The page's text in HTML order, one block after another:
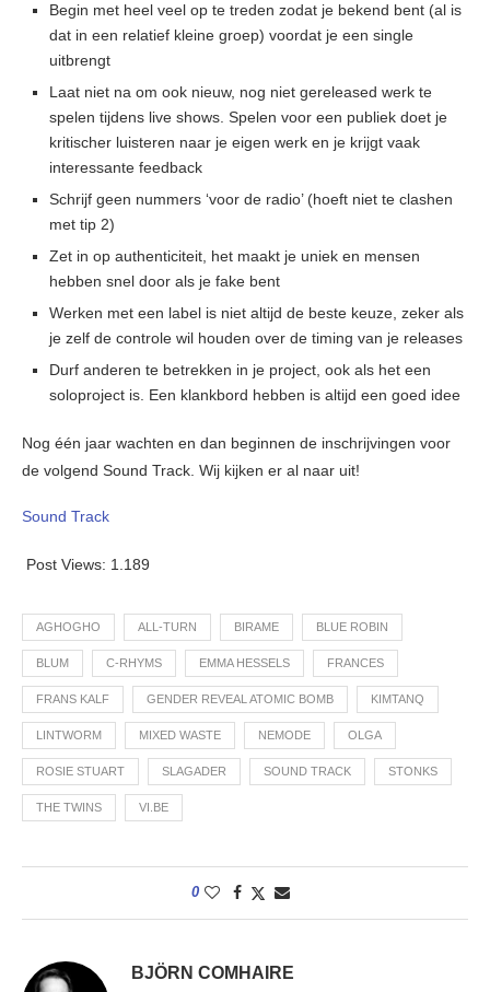
Begin met heel veel op te treden zodat je bekend bent (al is
dat in een relatief kleine groep) voordat je een single
uitbrengt
Laat niet na om ook nieuw, nog niet gereleased werk te
spelen tijdens live shows. Spelen voor een publiek doet je
kritischer luisteren naar je eigen werk en je krijgt vaak
interessante feedback
Schrijf geen nummers ‘voor de radio’ (hoeft niet te clashen
met tip 2)
Zet in op authenticiteit, het maakt je uniek en mensen
hebben snel door als je fake bent
Werken met een label is niet altijd de beste keuze, zeker als
je zelf de controle wil houden over de timing van je releases
Durf anderen te betrekken in je project, ook als het een
soloproject is. Een klankbord hebben is altijd een goed idee
Nog één jaar wachten en dan beginnen de inschrijvingen voor
de volgend Sound Track. Wij kijken er al naar uit!
Sound Track
Post Views: 1.189
AGHOGHO ALL-TURN BIRAME BLUE ROBIN
BLUM C-RHYMS EMMA HESSELS FRANCES
FRANS KALF GENDER REVEAL ATOMIC BOMB KIMTANQ
LINTWORM MIXED WASTE NEMODE OLGA
ROSIE STUART SLAGADER SOUND TRACK STONKS
THE TWINS VI.BE
0
BJÖRN COMHAIRE